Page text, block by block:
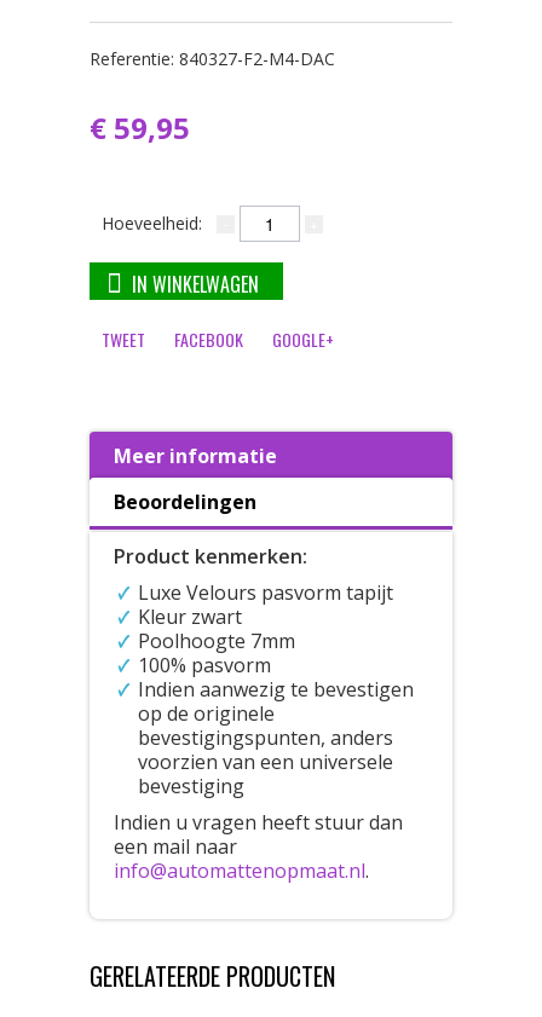
Referentie: 840327-F2-M4-DAC
€ 59,95
Hoeveelheid:
IN WINKELWAGEN
TWEET FACEBOOK GOOGLE+
Meer informatie
Beoordelingen
Product kenmerken:
Luxe Velours pasvorm tapijt
Kleur zwart
Poolhoogte 7mm
100% pasvorm
Indien aanwezig te bevestigen
op de originele
bevestigingspunten, anders
voorzien van een universele
bevestiging
Indien u vragen heeft stuur dan
een mail naar
info@automattenopmaat.nl.
GERELATEERDE PRODUCTEN